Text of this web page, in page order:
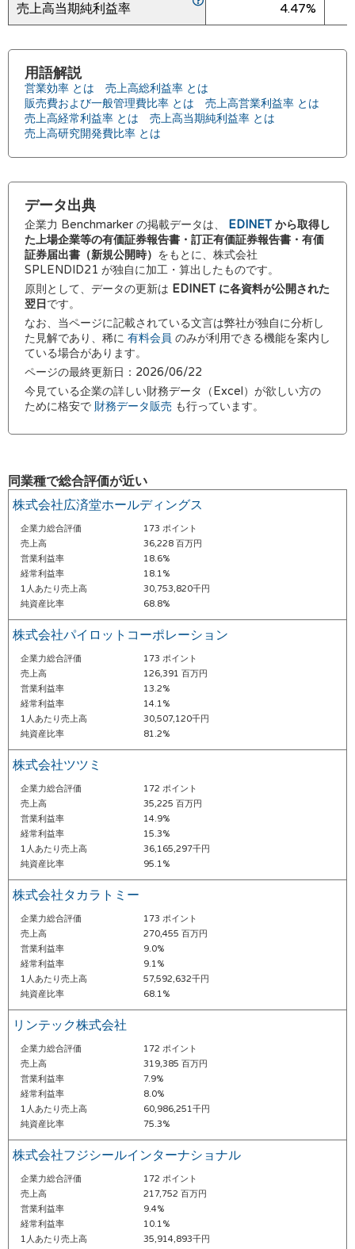
売上高当期純利益率
4.47%
用語解説
営業効率 とは
売上高総利益率 とは
販売費および一般管理費比率 とは
売上高営業利益率 とは
売上高経常利益率 とは
売上高当期純利益率 とは
売上高研究開発費比率 とは
データ出典
企業力 Benchmarker の掲載データは、 EDINETから取得し
た上場企業等の有価証券報告書・訂正有価証券報告書・有価
証券届出書（新規公開時） をもとに、株式会社
SPLENDID21 が独自に加工・算出したものです。
原則として、データの更新は EDINET に各資料が公開された
翌日 です。
なお、当ページに記載されている文言は弊社が独自に分析し
た見解であり、稀に 有料会員 のみが利用できる機能を案内し
ている場合があります。
ページの最終更新日：2026/06/22
今見ている企業の詳しい財務データ（Excel）が欲しい方の
ために格安で 財務データ販売 も行っています。
同業種で総合評価が近い
株式会社広済堂ホールディングス
企業力総合評価
173 ポイント
売上高
36,228 百万円
営業利益率
18.6%
経常利益率
18.1%
1人あたり売上高
30,753,820千円
純資産比率
68.8%
株式会社パイロットコーポレーション
企業力総合評価
173 ポイント
売上高
126,391 百万円
営業利益率
13.2%
経常利益率
14.1%
1人あたり売上高
30,507,120千円
純資産比率
81.2%
株式会社ツツミ
企業力総合評価
172 ポイント
売上高
35,225 百万円
営業利益率
14.9%
経常利益率
15.3%
1人あたり売上高
36,165,297千円
純資産比率
95.1%
株式会社タカラトミー
企業力総合評価
173 ポイント
売上高
270,455 百万円
営業利益率
9.0%
経常利益率
9.1%
1人あたり売上高
57,592,632千円
純資産比率
68.1%
リンテック株式会社
企業力総合評価
172 ポイント
売上高
319,385 百万円
営業利益率
7.9%
経常利益率
8.0%
1人あたり売上高
60,986,251千円
純資産比率
75.3%
株式会社フジシールインターナショナル
企業力総合評価
172 ポイント
売上高
217,752 百万円
営業利益率
9.4%
経常利益率
10.1%
1人あたり売上高
35,914,893千円